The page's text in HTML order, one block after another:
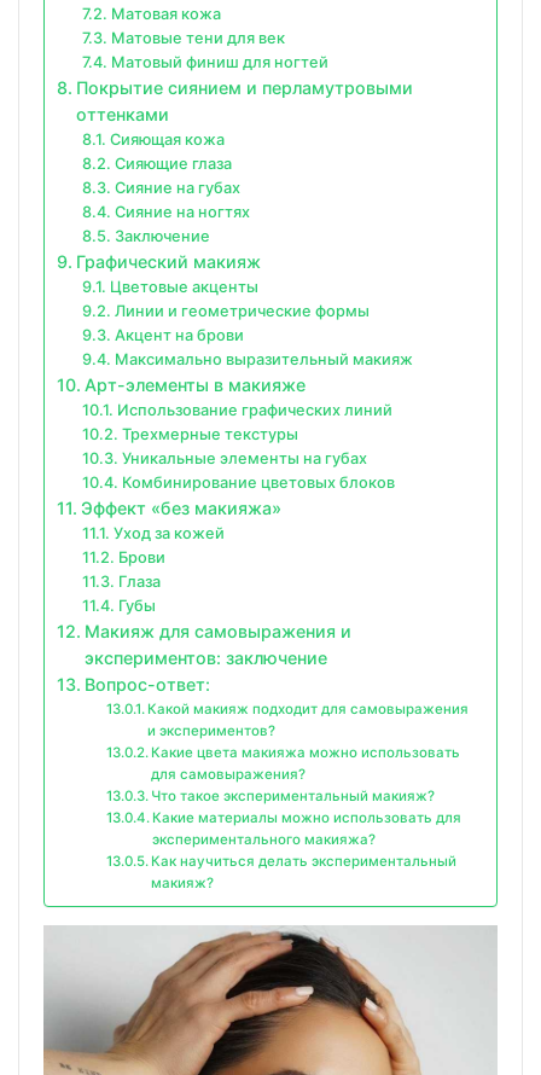
Матовая кожа
Матовые тени для век
Матовый финиш для ногтей
Покрытие сиянием и перламутровыми
оттенками
Сияющая кожа
Сияющие глаза
Сияние на губах
Сияние на ногтях
Заключение
Графический макияж
Цветовые акценты
Линии и геометрические формы
Акцент на брови
Максимально выразительный макияж
Арт-элементы в макияже
Использование графических линий
Трехмерные текстуры
Уникальные элементы на губах
Комбинирование цветовых блоков
Эффект «без макияжа»
Уход за кожей
Брови
Глаза
Губы
Макияж для самовыражения и
экспериментов: заключение
Вопрос-ответ:
Какой макияж подходит для самовыражения
и экспериментов?
Какие цвета макияжа можно использовать
для самовыражения?
Что такое экспериментальный макияж?
Какие материалы можно использовать для
экспериментального макияжа?
Как научиться делать экспериментальный
макияж?